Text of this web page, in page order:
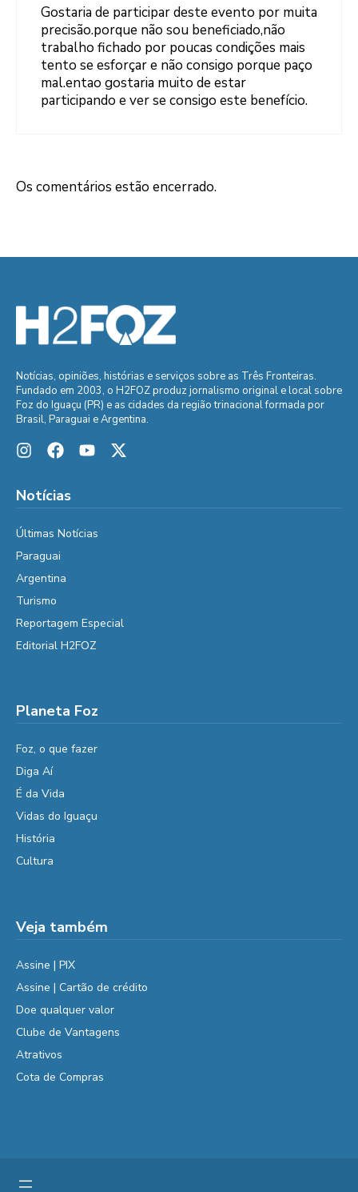
Gostaria de participar deste evento por muita
precisão.porque não sou beneficiado,não
trabalho fichado por poucas condições mais
tento se esforçar e não consigo porque paço
mal.entao gostaria muito de estar
participando e ver se consigo este benefício.
Os comentários estão encerrado.
Notícias, opiniões, histórias e serviços sobre as Três Fronteiras.
Fundado em 2003, o H2FOZ produz jornalismo original e local sobre
Foz do Iguaçu (PR) e as cidades da região trinacional formada por
Brasil, Paraguai e Argentina.
Notícias
Últimas Notícias
Paraguai
Argentina
Turismo
Reportagem Especial
Editorial H2FOZ
Planeta Foz
Foz, o que fazer
Diga Aí
É da Vida
Vidas do Iguaçu
História
Cultura
Veja também
Assine | PIX
Assine | Cartão de crédito
Doe qualquer valor
Clube de Vantagens
Atrativos
Cota de Compras